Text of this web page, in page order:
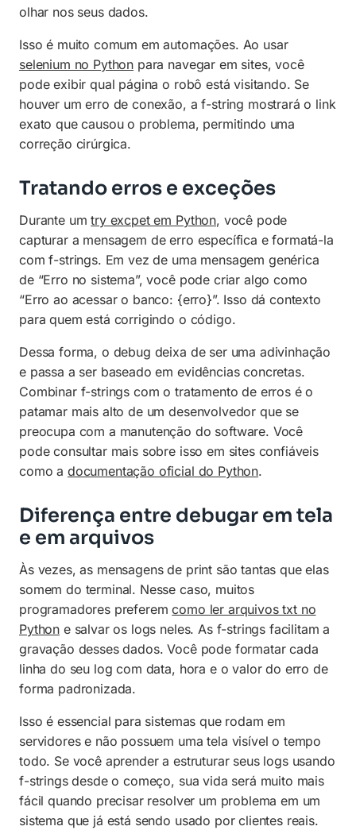
olhar nos seus dados.
Isso é muito comum em automações. Ao usar
selenium no Python para navegar em sites, você
pode exibir qual página o robô está visitando. Se
houver um erro de conexão, a f-string mostrará o link
exato que causou o problema, permitindo uma
correção cirúrgica.
Tratando erros e exceções
Durante umtry excpet em Python, você pode
capturar a mensagem de erro específica e formatá-la
com f-strings. Em vez de uma mensagem genérica
de “Erro no sistema”, você pode criar algo como
“Erro ao acessar o banco: {erro}”. Isso dá contexto
para quem está corrigindo o código.
Dessa forma, o debug deixa de ser uma adivinhação
e passa a ser baseado em evidências concretas.
Combinar f-strings com o tratamento de erros é o
patamar mais alto de um desenvolvedor que se
preocupa com a manutenção do software. Você
pode consultar mais sobre isso em sites confiáveis
como a documentação oficial do Python.
Diferença entre debugar em tela
e em arquivos
Às vezes, as mensagens de print são tantas que elas
somem do terminal. Nesse caso, muitos
programadores preferemcomo ler arquivos txt no
Python e salvar os logs neles. As f-strings facilitam a
gravação desses dados. Você pode formatar cada
linha do seu log com data, hora e o valor do erro de
forma padronizada.
Isso é essencial para sistemas que rodam em
servidores e não possuem uma tela visível o tempo
todo. Se você aprender a estruturar seus logs usando
f-strings desde o começo, sua vida será muito mais
fácil quando precisar resolver um problema em um
sistema que já está sendo usado por clientes reais.